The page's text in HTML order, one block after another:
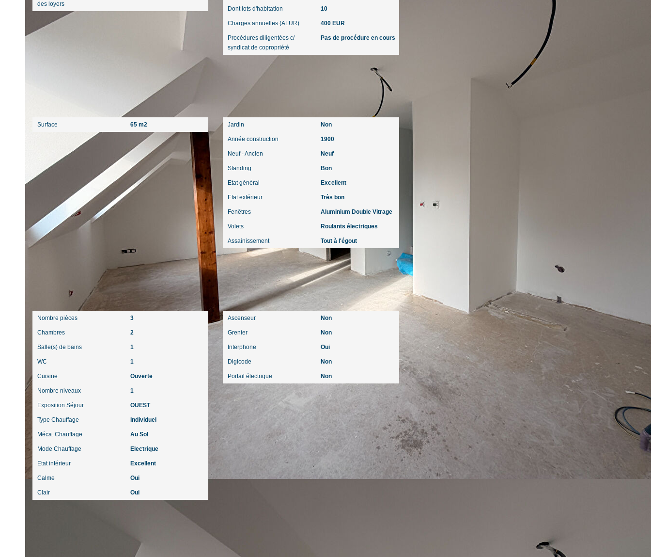
des loyers
Dont lots d'habitation 10
Charges annuelles (ALUR) 400 EUR
Procédures diligentées c/
syndicat de copropriété
Pas de procédure en cours
Surface 65 m2
Extérieur
Jardin Non
Année construction 1900
Neuf - Ancien Neuf
Standing Bon
Etat général Excellent
Etat extérieur Très bon
Fenêtres Aluminium Double Vitrage
Volets Roulants électriques
Assainissement Tout à l'égout
Nombre pièces 3
Chambres 2
Salle(s) de bains 1
WC 1
Cuisine Ouverte
Nombre niveaux 1
Exposition Séjour OUEST
Type Chauffage Individuel
Méca. Chauffage Au Sol
Mode Chauffage Electrique
Etat intérieur Excellent
Calme Oui
Clair Oui
Autres
Ascenseur Non
Grenier Non
Interphone Oui
Digicode Non
Portail électrique Non